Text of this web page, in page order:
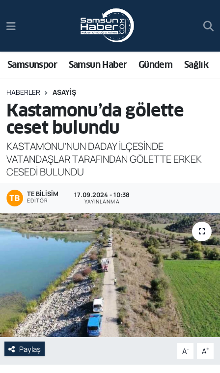
Samsunspor Samsun Haber Gündem Sağlık
HABERLER ASAYIŞ
Kastamonu’da gölette
ceset bulundu
KASTAMONU’NUN DADAY İLÇESİNDE
VATANDAŞLAR TARAFINDAN GÖLETTE ERKEK
CESEDİ BULUNDU
TE BILISIM
EDITÖR
17.09.2024 - 10:38
YAYINLANMA
Paylaş A- A+
Samsun Haber
Sağlık
Asayiş
Bilim ve Teknoloji
Bölge
Dünya
Ekonomi
Genel
Özel Haber
POLİTİKA
Siyaset
Trafik Durumu
Süper Lig Puan Durumu ve Fikstür
Tüm Manşetler
Son Dakika Haberleri
Haber Arşivi